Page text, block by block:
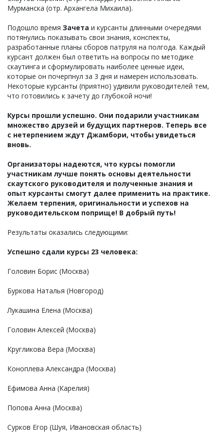
Мурманска (отр. Архангела Михаила).
Подошло время Зачета и курсанты длинными очередями
потянулись показывать свои знания, конспекты,
разработанные планы сборов патруля на полгода. Каждый
курсант должен был ответить на вопросы по методике
скаутинга и сформулировать наиболее ценные идеи,
которые он почерпнул за 3 дня и намерен использовать.
Некоторые курсанты (приятно) удивили руководителей тем,
что готовились к зачету до глубокой ночи!
Курсы прошли успешно. Они подарили участникам
множество друзей и будущих партнеров. Теперь все
с нетерпением ждут Джамбори, чтобы увидеться
вновь.
Организаторы надеются, что курсы помогли
участникам лучше понять основы деятельности
скаутского руководителя и полученные знания и
опыт курсанты смогут далее применить на практике.
Желаем терпения, оригинальности и успехов на
руководительском поприще! В добрый путь!
Результаты оказались следующими:
Успешно сдали курсы 23 человека:
Головин Борис (Москва)
Буркова Наталья (Новгород)
Лукашина Елена (Москва)
Головин Алексей (Москва)
Кругликова Вера (Москва)
Коноплева Александра (Москва)
Ефимова Анна (Карелия)
Попова Анна (Москва)
Сурков Егор (Шуя, Ивановская область)